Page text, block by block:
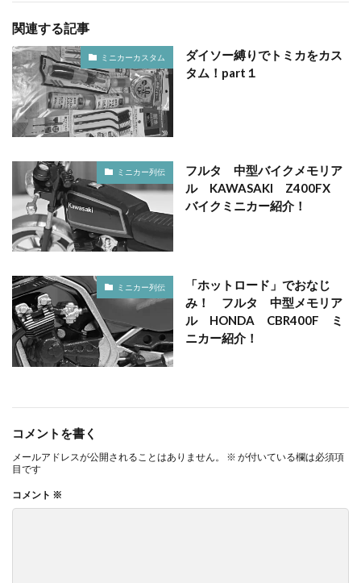
関連する記事
ミニカーカスタム
ダイソー縛りでトミカをカス
タム！part１
ミニカー列伝
フルタ 中型バイクメモリア
ル KAWASAKI Z400FX
バイクミニカー紹介！
ミニカー列伝
「ホットロード」でおなじ
み！ フルタ 中型メモリア
ル HONDA CBR400F ミ
ニカー紹介！
コメントを書く
メールアドレスが公開されることはありません。 ※ が付いている欄は必須項
目です
コメント ※